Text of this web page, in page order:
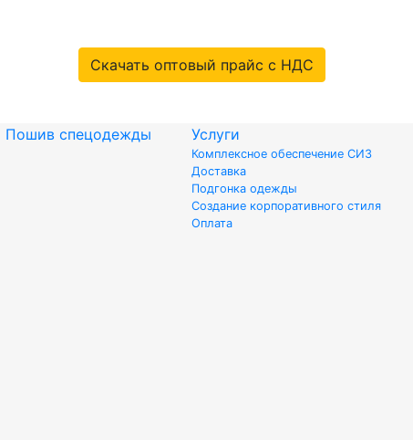
Скачать оптовый прайс с НДС
Пошив спецодежды Услуги
Комплексное обеспечение СИЗ
Доставка
Подгонка одежды
Создание корпоративного стиля
Оплата